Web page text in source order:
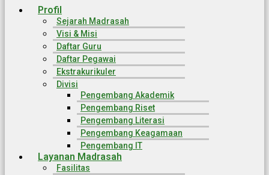
Profil
Sejarah Madrasah
Visi & Misi
Daftar Guru
Daftar Pegawai
Ekstrakurikuler
Divisi
Pengembang Akademik
Pengembang Riset
Pengembang Literasi
Pengembang Keagamaan
Pengembang IT
Layanan Madrasah
Fasilitas